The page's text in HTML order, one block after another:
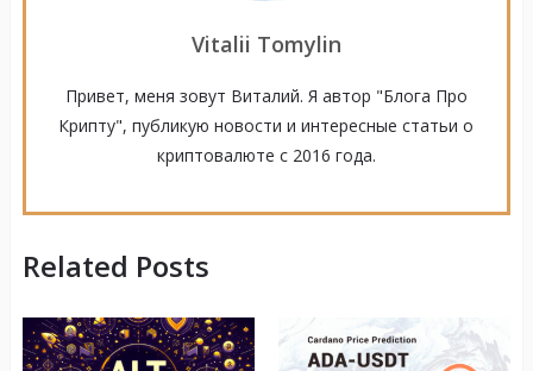
Vitalii Tomylin
Привет, меня зовут Виталий. Я автор "Блога Про
Крипту", публикую новости и интересные статьи о
криптовалюте с 2016 года.
Related Posts